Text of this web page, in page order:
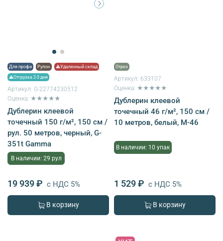
Для профи Рулон ⚠Удаленный склад
⚠Отгрузка 2-3 дня
Артикул: G-22774230512
Оценка: ★★★★★
Дублерин клеевой
точечный 150 г/м², 150 см /
рул. 50 метров, черный, G-
351t Gamma
В наличии: 29 рул
19 939 ₽ с НДС 5%
В корзину
Отрез
Артикул: 633107
Оценка: ★★★★★
Дублерин клеевой
точечный 46 г/м², 150 см /
10 метров, белый, M-46
В наличии: 10 упак
1 529 ₽ с НДС 5%
В корзину